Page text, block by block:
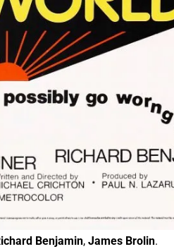
Benjamin, James Brolin.